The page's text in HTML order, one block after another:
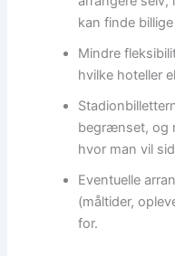
kan finde
Mindre
hvilke hoteller
begrænset, og
hvor man vil
Eventuelle
(måltider,
for.